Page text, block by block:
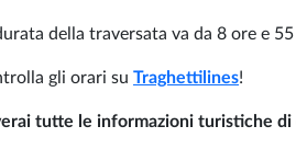
della traversata va da 8 ore e
gli orari su Traghettilines!
tutte le informazioni turistiche di